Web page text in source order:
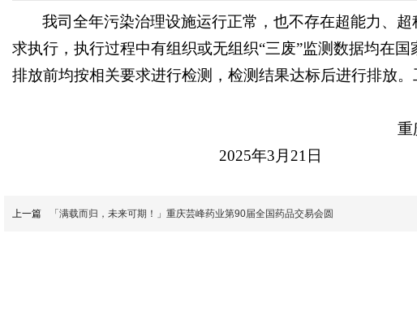
我司全年污染治理设施运行正常，也不存在超能力、超
求执行，执行过程中有组织或无组织“三废”监测数据均在
排放前均按相关要求进行检测，检测结果达标后进行排放
重庆芸峰
2025年3月21日
上一篇 「满载而归，未来可期！」重庆芸峰药业第90届全国药品交易会圆